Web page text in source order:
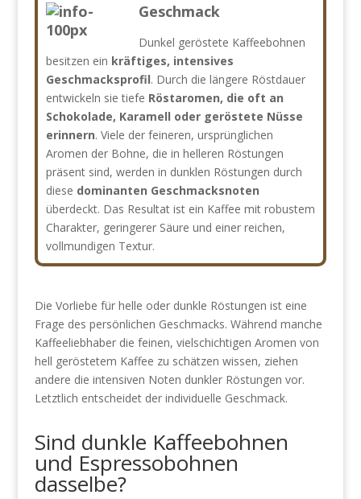
Geschmack
Dunkel geröstete Kaffeebohnen
besitzen ein kräftiges, intensives
Geschmacksprofil. Durch die längere Röstdauer
entwickeln sie tiefe Röstaromen, die oft an
Schokolade, Karamell oder geröstete Nüsse
erinnern. Viele der feineren, ursprünglichen
Aromen der Bohne, die in helleren Röstungen
präsent sind, werden in dunklen Röstungen durch
diese dominanten Geschmacksnoten
überdeckt. Das Resultat ist ein Kaffee mit robustem
Charakter, geringerer Säure und einer reichen,
vollmundigen Textur.
Die Vorliebe für helle oder dunkle Röstungen ist eine
Frage des persönlichen Geschmacks. Während manche
Kaffeeliebhaber die feinen, vielschichtigen Aromen von
hell geröstetem Kaffee zu schätzen wissen, ziehen
andere die intensiven Noten dunkler Röstungen vor.
Letztlich entscheidet der individuelle Geschmack.
Sind dunkle Kaffeebohnen
und Espressobohnen
dasselbe?